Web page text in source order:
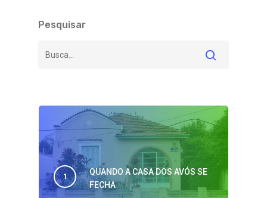
Pesquisar
QUANDO A CASA DOS AVÓS SE
FECHA